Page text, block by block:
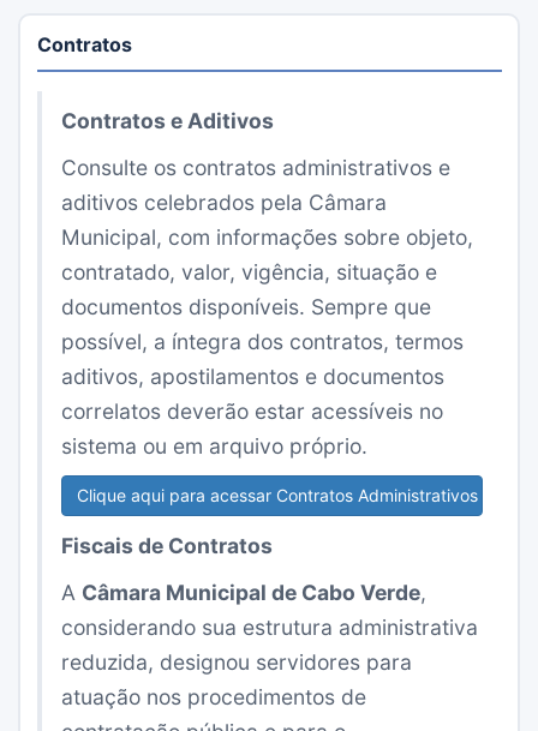
Contratos
Contratos e Aditivos
Consulte os contratos administrativos e
aditivos celebrados pela Câmara
Municipal, com informações sobre objeto,
contratado, valor, vigência, situação e
documentos disponíveis. Sempre que
possível, a íntegra dos contratos, termos
aditivos, apostilamentos e documentos
correlatos deverão estar acessíveis no
sistema ou em arquivo próprio.
Clique aqui para acessar Contratos Administrativos
Fiscais de Contratos
A Câmara Municipal de Cabo Verde,
considerando sua estrutura administrativa
reduzida, designou servidores para
atuação nos procedimentos de